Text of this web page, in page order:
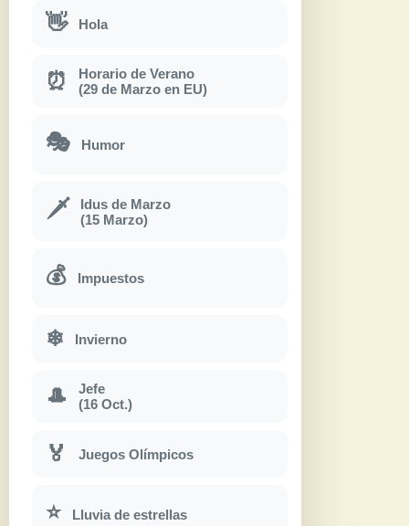
👋 Hola
⏰
Horario de Verano
(29 de Marzo en EU)
🎭 Humor
🗡
Idus de Marzo
(15 Marzo)
💰 Impuestos
❄ Invierno
🎩
Jefe
(16 Oct.)
🏅 Juegos Olímpicos
⭐ Lluvia de estrellas